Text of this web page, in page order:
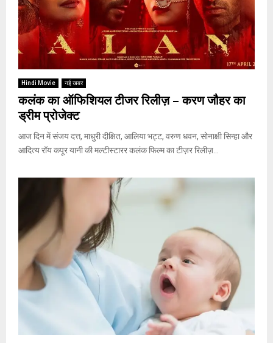
Hindi Movie नई खबर
कलंक का ऑफिशियल टीजर रिलीज़ – करण जौहर का
ड्रीम प्रोजेक्ट
आज दिन में संजय दत्त, माधुरी दीक्षित, आलिया भट्ट, वरुण धवन, सोनाक्षी सिन्हा और
आदित्य रॉय कपूर यानी की मल्टीस्टारर कलंक फिल्म का टीज़र रिलीज़...